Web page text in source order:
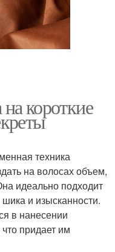
короткие
техника
на волосах объем,
идеально подходит
и изысканности.
в нанесении
придает им